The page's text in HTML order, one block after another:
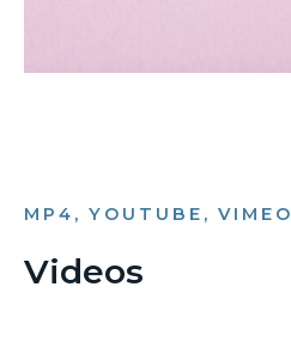
MP4, YOUTUBE, VIMEO
Videos